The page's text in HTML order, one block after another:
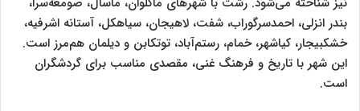
بندر انزلی، احمدسرگوراب، شفت، لاهیجان، سیاهکل، آستانه اشرفیه،
خشکبیجار، کیاشهر، خمام، رستم‌آباد، توتکابن و دیلمان هم‌مرز است.
این شهر با تاریخ و فرهنگ غنی، مقصدی مناسب برای گردشگران
است.